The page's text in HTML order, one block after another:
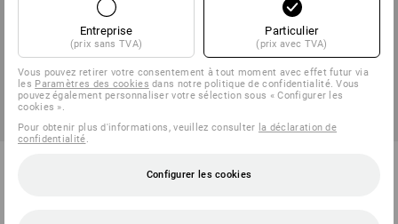
Entreprise
(prix sans TVA)
Particulier
(prix avec TVA)
Vous pouvez retirer votre consentement à tout moment avec effet futur via
les Paramètres des cookies dans notre politique de confidentialité. Vous
pouvez également personnaliser votre sélection sous « Configurer les
cookies ».
Pour obtenir plus d'informations, veuillez consulter la déclaration de
confidentialité.
Configurer les cookies